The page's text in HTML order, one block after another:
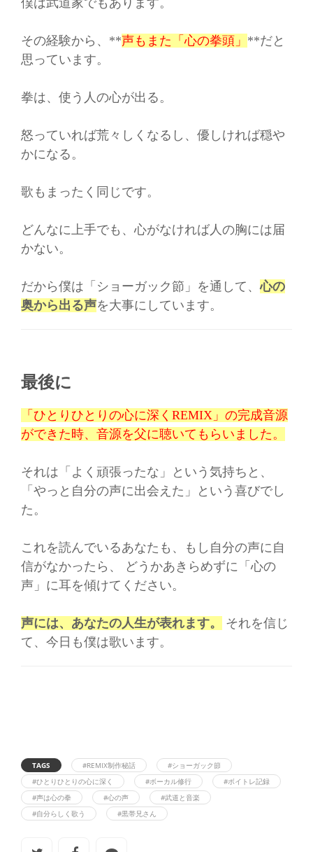
その経験から、**声もまた「心の拳頭」 **だと
思っています。
拳は、使う人の心が出る。
怒っていれば荒々しくなるし、優しければ穏や
かになる。
歌もまったく同じです。
どんなに上手でも、心がなければ人の胸には届
かない。
だから僕は「ショーガック節」を通して、心の
奥から出る声を大事にしています。
最後に
「ひとりひとりの心に深くREMIX」の完成音源
ができた時、音源を父に聴いてもらいました。
それは「よく頑張ったな」という気持ちと、
「やっと自分の声に出会えた」という喜びでし
た。
これを読んでいるあなたも、もし自分の声に自
信がなかったら、 どうかあきらめずに「心の
声」に耳を傾けてください。
声には、あなたの人生が表れます。
それを信じ
て、今日も僕は歌います。
TAGS #REMIX制作秘話
#ショーガック節
#ひとりひとりの心に深く
#ボーカル修行
#ボイトレ記録
#声は心の拳
#心の声
#武道と音楽
#自分らしく歌う
#黒帯兄さん